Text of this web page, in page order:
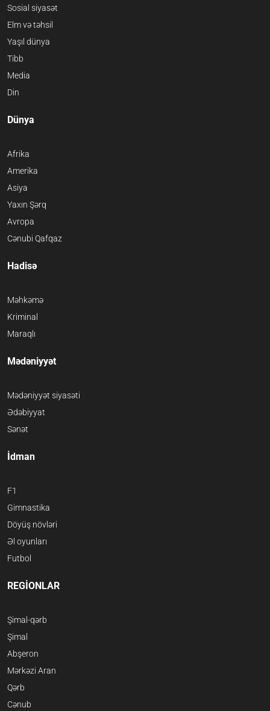
Sosial siyasət
Elm və təhsil
Yaşıl dünya
Tibb
Media
Din
Dünya
Afrika
Amerika
Asiya
Yaxın Şərq
Avropa
Cənubi Qafqaz
Hadisə
Məhkəmə
Kriminal
Maraqlı
Mədəniyyət
Mədəniyyət siyasəti
Ədəbiyyat
Sənət
İdman
F1
Gimnastika
Döyüş növləri
Əl oyunları
Futbol
REGİONLAR
Şimal-qərb
Şimal
Abşeron
Mərkəzi Aran
Qərb
Cənub